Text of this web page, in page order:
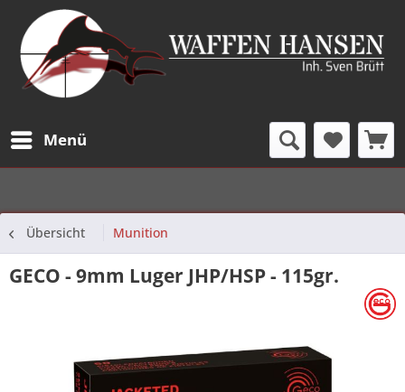
Menü
Übersicht Munition
GECO - 9mm Luger JHP/HSP - 115gr.